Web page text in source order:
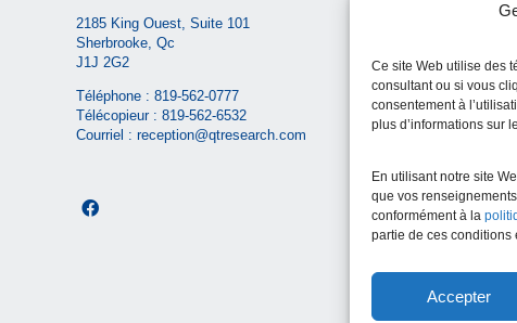
Ce site Web utilise des
consultant ou si vous
consentement à
plus d’informations sur
En utilisant notre site
que vos
conformément à la
partie de ces conditions
Accepter
2185 King Ouest, Suite 101
Sherbrooke, Qc
J1J 2G2
Téléphone :819-562-0777
Télécopieur : 819-562-6532
Courriel :reception@qtresearch.com
Ministère de la santé et
sociaux
CIUSSS de l’Estrie